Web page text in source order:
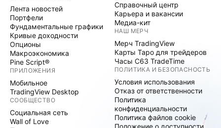
Лента новостей
Портфели
Фундаментальные графики
Кривые доходности
Опционы
Макроэкономика
Pine Script®
ПРИЛОЖЕНИЯ
Мобильное
TradingView Desktop
СООБЩЕСТВО
Социальная сеть
Wall of Love
Справочный центр
Карьера и вакансии
Медиа-кит
НАШ МЕРЧ
Мерч TradingView
Карты Таро для трейдеров
Часы C63 TradeTime
ПОЛИТИКА И БЕЗОПАСНОСТЬ
Условия использования
Отказ от ответственности
Политика
конфиденциальности
Политика файлов cookie
Положение о доступности